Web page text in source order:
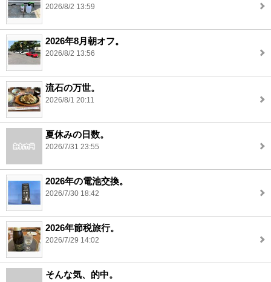
2026/8/2 13:59
2026年8月朝オフ。
2026/8/2 13:56
流石の万世。
2026/8/1 20:11
夏休みの日数。
2026/7/31 23:55
2026年の電池交換。
2026/7/30 18:42
2026年節税旅行。
2026/7/29 14:02
そんな気、的中。